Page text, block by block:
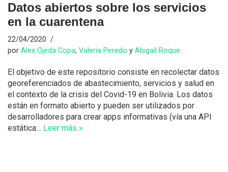
Datos abiertos sobre los servicios
en la cuarentena
22/04/2020
por Alex Ojeda Copa, Valeria Peredo y Abigail Roque
El objetivo de este repositorio consiste en recolectar datos
georeferenciados de abastecimiento, servicios y salud en
el contexto de la crisis del Covid-19 en Bolivia. Los datos
están en formato abierto y pueden ser utilizados por
desarrolladores para crear apps informativas (vía una API
estática… Leer más »